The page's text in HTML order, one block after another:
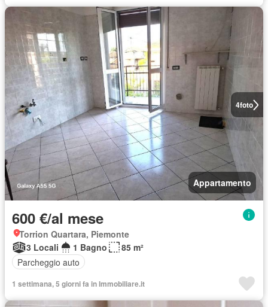
4foto
Appartamento
600 €/al mese
Torrion Quartara, Piemonte
3 Locali
1 Bagno
85 m²
Parcheggio auto
1 settimana, 5 giorni fa in Immobiliare.it